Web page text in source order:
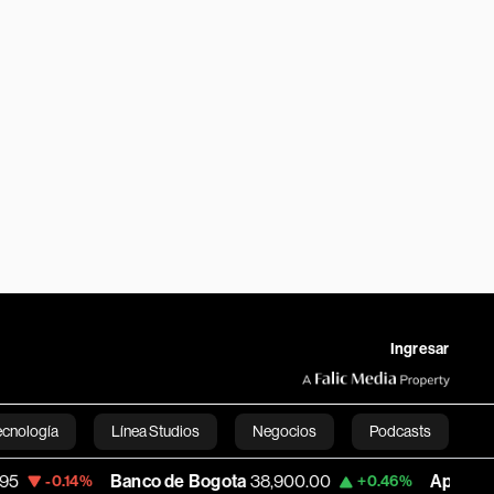
Ingresar
Línea Studios Negocios Podcasts
English
Banco de Bogota 38,900.00 +0.46% Apple 313.305